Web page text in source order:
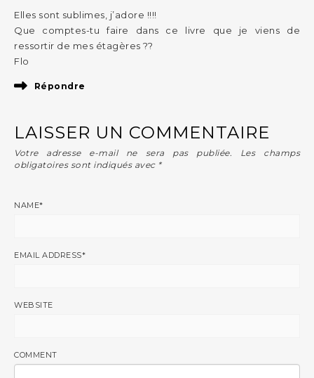
Elles sont sublimes, j’adore !!!!
Que comptes-tu faire dans ce livre que je viens de
ressortir de mes étagères ??
Flo
Répondre
LAISSER UN COMMENTAIRE
Votre adresse e-mail ne sera pas publiée.
Les champs
obligatoires sont indiqués avec *
NAME*
EMAIL ADDRESS*
WEBSITE
COMMENT